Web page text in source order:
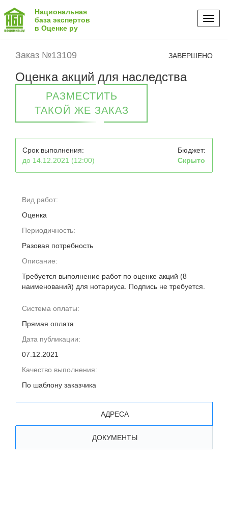
Национальная
база экспертов
в Оценке ру
Заказ №13109 ЗАВЕРШЕНО
Оценка акций для наследства
РАЗМЕСТИТЬ
ТАКОЙ ЖЕ ЗАКАЗ
Срок выполнения:
до 14.12.2021 (12:00)
Бюджет:
Скрыто
Вид работ:
Оценка
Периодичность:
Разовая потребность
Описание:
Требуется выполнение работ по оценке акций (8
наименований) для нотариуса. Подпись не требуется.
Система оплаты:
Прямая оплата
Дата публикации:
07.12.2021
Качество выполнения:
По шаблону заказчика
АДРЕСА
ДОКУМЕНТЫ